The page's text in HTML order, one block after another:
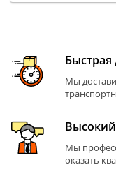
Быстрая
Мы
Мы
оказать